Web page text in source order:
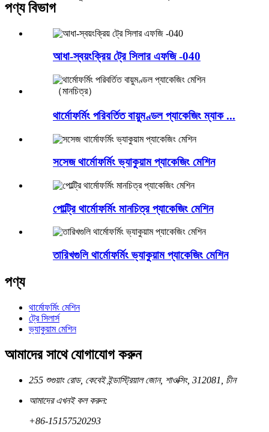
পণ্য বিভাগ
আধা-স্বয়ংক্রিয় ট্রে সিলার এফজি -040
থার্মোফর্মিং পরিবর্তিত বায়ুমণ্ডল প্যাকেজিং ম্যাক ...
সসেজ থার্মোফর্মিং ভ্যাকুয়াম প্যাকেজিং মেশিন
পোল্ট্রি থার্মোফর্মিং মানচিত্র প্যাকেজিং মেশিন
তারিখগুলি থার্মোফর্মিং ভ্যাকুয়াম প্যাকেজিং মেশিন
পণ্য
থার্মোফর্মিং মেশিন
ট্রে সিলার্স
ভ্যাকুয়াম মেশিন
আমাদের সাথে যোগাযোগ করুন
255 শুগুয়াং রোড, কেবেই ইন্ডাস্ট্রিয়াল জোন, শাওক্সিং, 312081, চীন
আমাদের এখনই কল করুন:
+86-15157520293